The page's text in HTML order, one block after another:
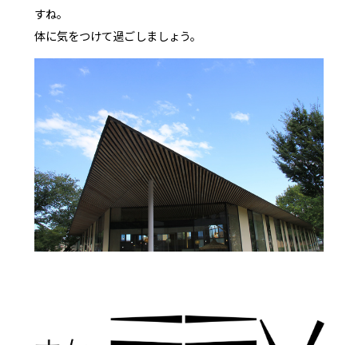
すね。
体に気をつけて過ごしましょう。